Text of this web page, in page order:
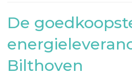
De
Bilthoven